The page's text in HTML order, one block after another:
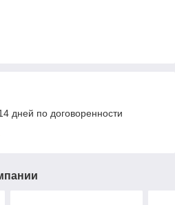
дней по договоренности